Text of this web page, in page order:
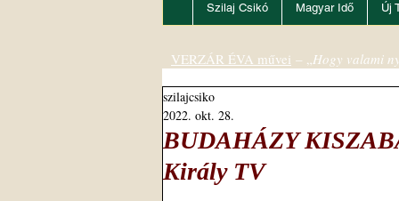
Szilaj Csikó Magyar Idő Új
BUDAHÁZY
Király TV
szilajcsiko
2022. okt. 28.
VERZÁR ÉVA művei – „Hogy valami